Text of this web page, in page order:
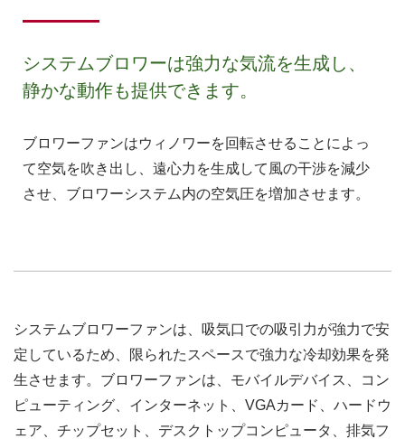
システムブロワーは強力な気流を生成し、
静かな動作も提供できます。
ブロワーファンはウィノワーを回転させることによっ
て空気を吹き出し、遠心力を生成して風の干渉を減少
させ、ブロワーシステム内の空気圧を増加させます。
システムブロワーファンは、吸気口での吸引力が強力で安
定しているため、限られたスペースで強力な冷却効果を発
生させます。ブロワーファンは、モバイルデバイス、コン
ピューティング、インターネット、VGAカード、ハードウ
ェア、チップセット、デスクトップコンピュータ、排気フ